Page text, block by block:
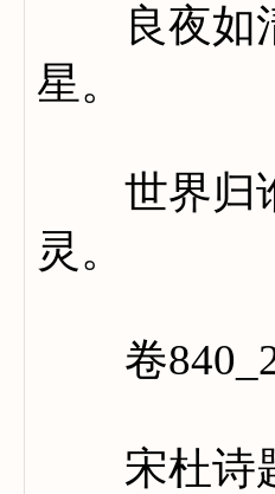
良夜如清
星。
世界归谁
灵。
卷840_24
宋杜诗题